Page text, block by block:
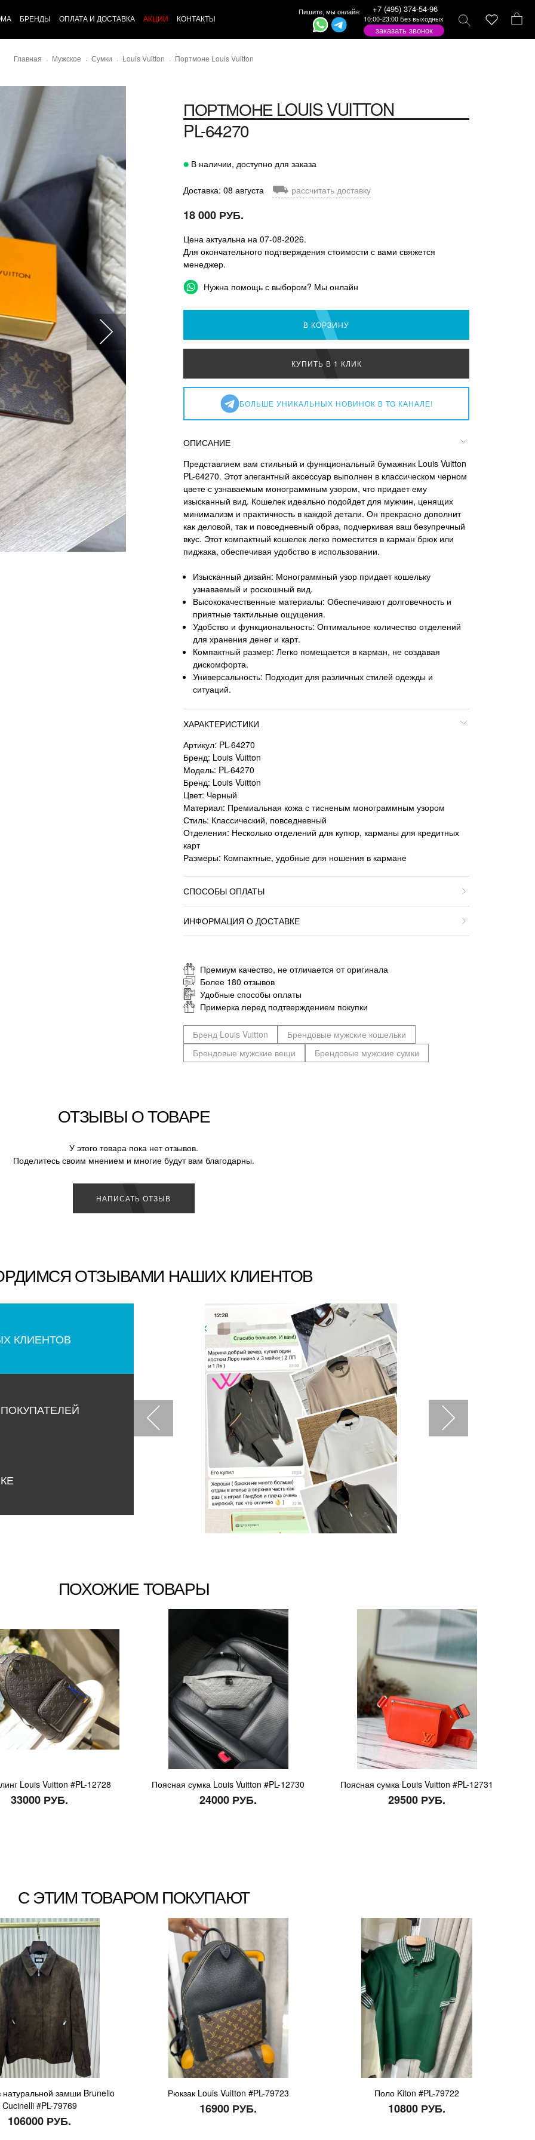
БРЕНДЫ ОПЛАТА И ДОСТАВКА АКЦИИ КОНТАКТЫ
Пишите, мы онлайн: +7 (495) 374-54-96
10:00-23:00 Без выходных
заказать звонок
Главная Мужское Сумки Louis Vuitton Портмоне Louis Vuitton
ПОРТМОНЕ LOUIS VUITTON
PL-64270
В наличии, доступно для заказа
Доставка: 08 августа ⛟ рассчитать доставку
18 000 РУБ.
Цена актуальна на 07-08-2026.
Для окончательного подтверждения стоимости с вами свяжется
менеджер.
Нужна помощь с выбором? Мы онлайн
В КОРЗИНУ
КУПИТЬ В 1 КЛИК
БОЛЬШЕ УНИКАЛЬНЫХ НОВИНОК В TG КАНАЛЕ!
ОПИСАНИЕ
Представляем вам стильный и функциональный бумажник Louis Vuitton
PL-64270. Этот элегантный аксессуар выполнен в классическом черном
цвете с узнаваемым монограммным узором, что придает ему
изысканный вид. Кошелек идеально подойдет для мужчин, ценящих
минимализм и практичность в каждой детали. Он прекрасно дополнит
как деловой, так и повседневный образ, подчеркивая ваш безупречный
вкус. Этот компактный кошелек легко поместится в карман брюк или
пиджака, обеспечивая удобство в использовании.
Изысканный дизайн: Монограммный узор придает кошельку
узнаваемый и роскошный вид.
Высококачественные материалы: Обеспечивают долговечность и
приятные тактильные ощущения.
Удобство и функциональность: Оптимальное количество отделений
для хранения денег и карт.
Компактный размер: Легко помещается в карман, не создавая
дискомфорта.
Универсальность: Подходит для различных стилей одежды и
ситуаций.
ХАРАКТЕРИСТИКИ
Артикул: PL-64270
Бренд: Louis Vuitton
Модель: PL-64270
Бренд: Louis Vuitton
Цвет: Черный
Материал: Премиальная кожа с тисненым монограммным узором
Стиль: Классический, повседневный
Отделения: Несколько отделений для купюр, карманы для кредитных
карт
Размеры: Компактные, удобные для ношения в кармане
СПОСОБЫ ОПЛАТЫ
ИНФОРМАЦИЯ О ДОСТАВКЕ
Премиум качество, не отличается от оригинала
Более 180 отзывов
Удобные способы оплаты
Примерка перед подтверждением покупки
Бренд Louis Vuitton
Брендовые мужские кошельки
Брендовые мужские вещи
Брендовые мужские сумки
ОТЗЫВЫ О ТОВАРЕ
У этого товара пока нет отзывов.
Поделитесь своим мнением и многие будут вам благодарны.
НАПИСАТЬ ОТЗЫВ
ОТЗЫВАМИ НАШИХ КЛИЕНТОВ
КЛИЕНТОВ
ПОХОЖИЕ ТОВАРЫ
Louis Vuitton #PL-12728
33000 РУБ.
Поясная сумка Louis Vuitton #PL-12730
24000 РУБ.
Поясная сумка Louis Vuitton #PL-12731
29500 РУБ.
С ЭТИМ ТОВАРОМ ПОКУПАЮТ
натуральной замши Brunello
Cucinelli #PL-79769
106000 РУБ.
Рюкзак Louis Vuitton #PL-79723
16900 РУБ.
Поло Kiton #PL-79722
10800 РУБ.